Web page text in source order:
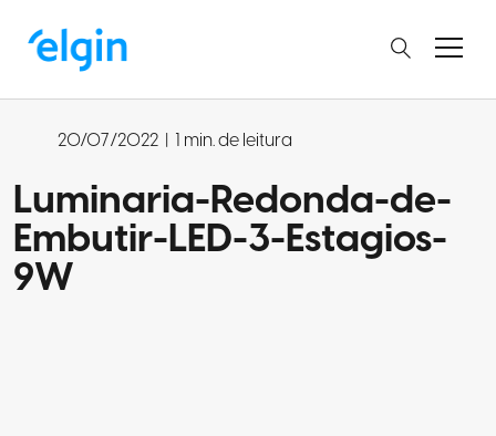
20/07/2022 | 1 min. de leitura
Luminaria-Redonda-de-
Embutir-LED-3-Estagios-
9W